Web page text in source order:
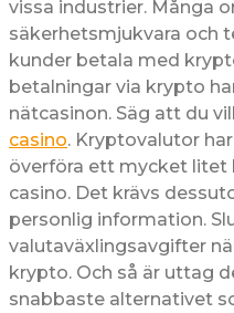
vissa industrier. Många
säkerhetsmjukvara och
kunder betala med
betalningar via krypto
nätcasinon. Säg att du
casino. Kryptovalutor
överföra ett mycket
casino. Det krävs
personlig information.
valutaväxlingsavgifter
krypto. Och så är uttag
snabbaste alternativet